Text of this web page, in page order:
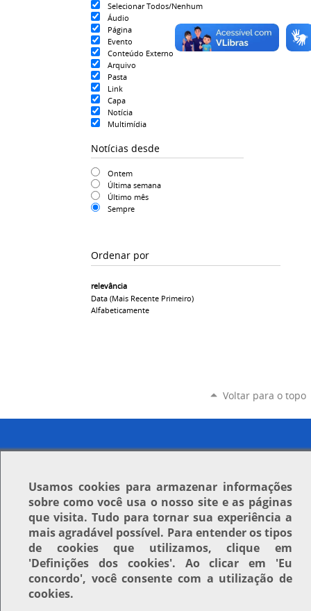
Selecionar Todos/Nenhum
Áudio
Página
Evento
Conteúdo Externo
Arquivo
Pasta
Link
Capa
Notícia
Multimídia
Notícias desde
Ontem
Última semana
Último mês
Sempre
Ordenar por
relevância
Data (mais Recente Primeiro)
Alfabeticamente
Voltar para o topo
Usamos cookiespara armazenar informações
sobre como você usa o nosso site e as páginas
que visita. Tudo para tornar sua experiência a
mais agradável possível. Para entender os tipos
de cookies que utilizamos, clique em
'Definições dos cookies'. Ao clicar em 'Eu
concordo', você consente com a utilização de
cookies.